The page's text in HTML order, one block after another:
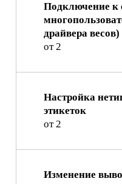
Подключение к
драйвера весов)
от 2
Настройка
этикеток
от 2
Изменение